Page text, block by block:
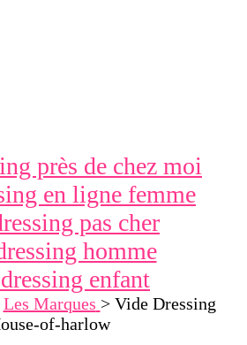
près de chez moi
en ligne femme
pas cher
homme
enfant
Les Marques > Vide Dressing
of-harlow